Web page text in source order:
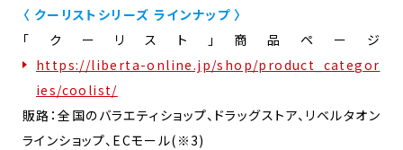
〈 クーリストシリーズ ラインナップ 〉
「クーリスト」商品ページ
https://liberta-online.jp/shop/product_categor
ies/coolist/
販路：全国のバラエティショップ、ドラッグストア、リベルタオン
ラインショップ、ECモール(※3)